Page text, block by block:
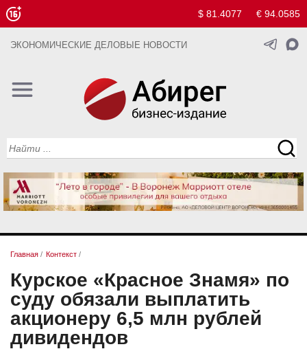
$ 81.4077 € 94.0585
ЭКОНОМИЧЕСКИЕ ДЕЛОВЫЕ НОВОСТИ
Главная / Контекст /
Курское «Красное Знамя» по
суду обязали выплатить
акционеру 6,5 млн рублей
дивидендов